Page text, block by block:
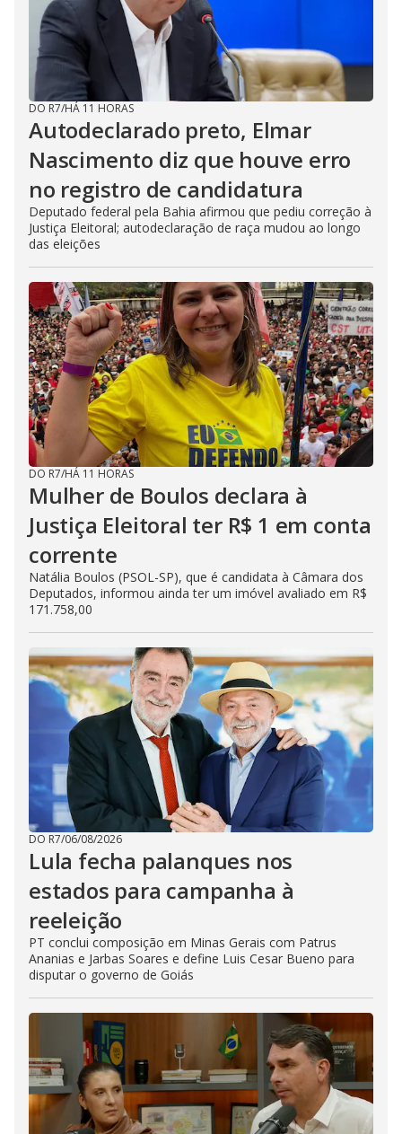
DO R7/HÁ 11 HORAS
Autodeclarado preto, Elmar
Nascimento diz que houve erro
no registro de candidatura
Deputado federal pela Bahia afirmou que pediu correção à
Justiça Eleitoral; autodeclaração de raça mudou ao longo
das eleições
DO R7/HÁ 11 HORAS
Mulher de Boulos declara à
Justiça Eleitoral ter R$ 1 em conta
corrente
Natália Boulos (PSOL-SP), que é candidata à Câmara dos
Deputados, informou ainda ter um imóvel avaliado em R$
171.758,00
DO R7/06/08/2026
Lula fecha palanques nos
estados para campanha à
reeleição
PT conclui composição em Minas Gerais com Patrus
Ananias e Jarbas Soares e define Luis Cesar Bueno para
disputar o governo de Goiás